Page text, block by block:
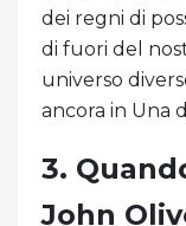
dei regni di
di fuori del
universo
ancora in Una
3.
John